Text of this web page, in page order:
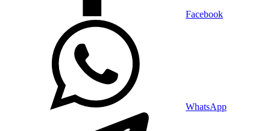
Facebook
WhatsApp